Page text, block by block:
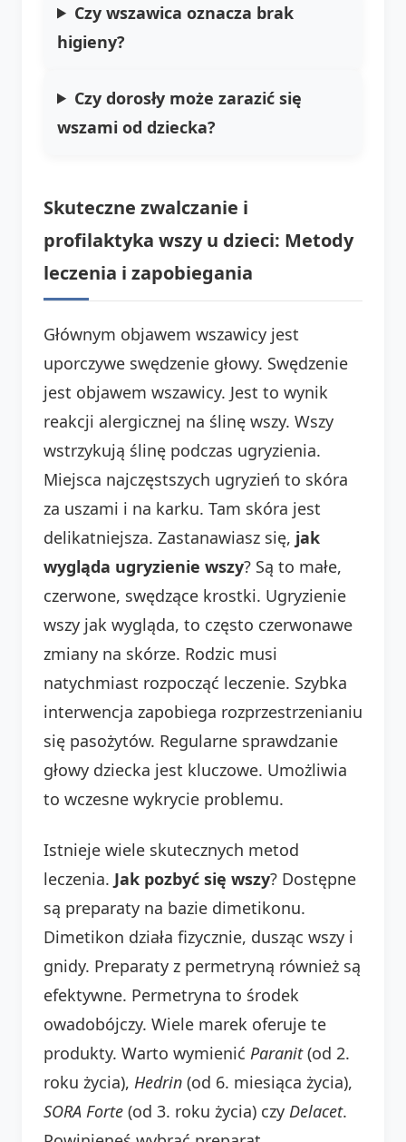
Czy wszawica oznacza brak
higieny?
Czy dorosły może zarazić się
wszami od dziecka?
Skuteczne zwalczanie i
profilaktyka wszy u dzieci: Metody
leczenia i zapobiegania
Głównym objawem wszawicy jest
uporczywe swędzenie głowy. Swędzenie
jest objawem wszawicy. Jest to wynik
reakcji alergicznej na ślinę wszy. Wszy
wstrzykują ślinę podczas ugryzienia.
Miejsca najczęstszych ugryzień to skóra
za uszami i na karku. Tam skóra jest
delikatniejsza. Zastanawiasz się, jak
wygląda ugryzienie wszy? Są to małe,
czerwone, swędzące krostki. Ugryzienie
wszy jak wygląda, to często czerwonawe
zmiany na skórze. Rodzic musi
natychmiast rozpocząć leczenie. Szybka
interwencja zapobiega rozprzestrzenianiu
się pasożytów. Regularne sprawdzanie
głowy dziecka jest kluczowe. Umożliwia
to wczesne wykrycie problemu.
Istnieje wiele skutecznych metod
leczenia. Jak pozbyć się wszy? Dostępne
są preparaty na bazie dimetikonu.
Dimetikon działa fizycznie, dusząc wszy i
gnidy. Preparaty z permetryną również są
efektywne. Permetryna to środek
owadobójczy. Wiele marek oferuje te
produkty. Warto wymienić Paranit(od 2.
roku życia), Hedrin (od 6. miesiąca życia),
SORA Forte (od 3. roku życia) czy Delacet.